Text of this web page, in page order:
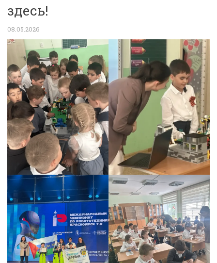
здесь!
08.05.2026